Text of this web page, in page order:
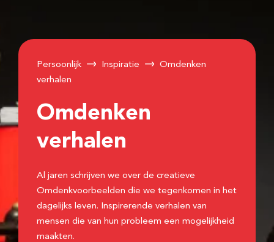
Persoonlijk Inspiratie
Omdenken
verhalen
Omdenken
verhalen
Al jaren schrijven we over de creatieve
Omdenkvoorbeelden die we tegenkomen in het
dagelijks leven. Inspirerende verhalen van
mensen die van hun probleem een mogelijkheid
maakten.